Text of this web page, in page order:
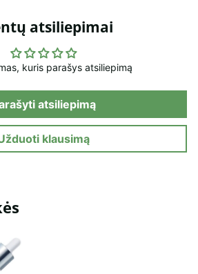
atsiliepimai
kuris parašys atsiliepimą
atsiliepimą
klausimą